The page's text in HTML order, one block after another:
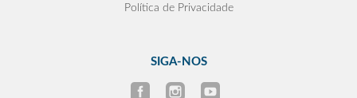
Política de Privacidade
SIGA-NOS